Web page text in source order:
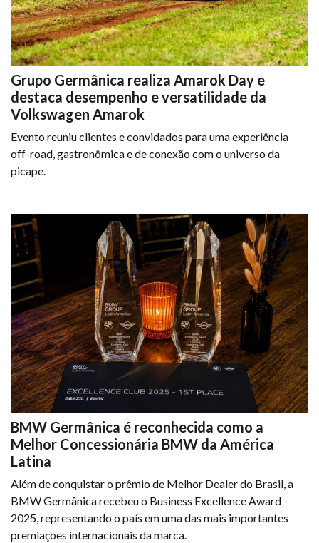
Grupo Germânica realiza Amarok Day e
destaca desempenho e versatilidade da
Volkswagen Amarok
Evento reuniu clientes e convidados para uma experiência
off-road, gastronômica e de conexão com o universo da
picape.
BMW Germânica é reconhecida como a
Melhor Concessionária BMW da América
Latina
Além de conquistar o prêmio de Melhor Dealer do Brasil, a
BMW Germânica recebeu o Business Excellence Award
2025, representando o país em uma das mais importantes
premiações internacionais da marca.